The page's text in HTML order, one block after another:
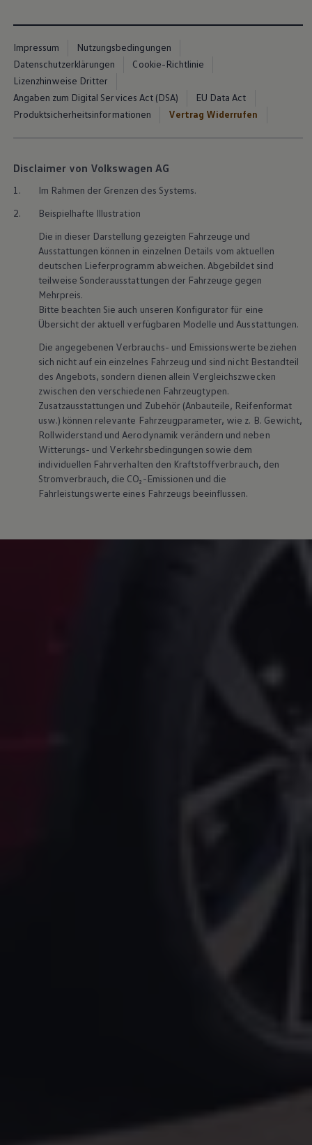
Lifestyle
Familie
Elektromobilität
Volkswagen R
Pannen- und Unfallhilfe
Volkswagen Kundenbetreuung
Impressum
Nutzungsbedingungen
Datenschutzerklärungen
Cookie-Richtlinie
Lizenzhinweise Dritter
Angaben zum Digital Services Act (DSA)
EU Data Act
Produktsicherheitsinformationen
Vertrag Widerrufen
Disclaimer von Volkswagen AG
1.
Im Rahmen der Grenzen des Systems.
2.
Beispielhafte Illustration
Die in dieser Darstellung gezeigten Fahrzeuge und
Ausstattungen können in einzelnen Details vom aktuellen
deutschen Lieferprogramm abweichen. Abgebildet sind
teilweise Sonderausstattungen der Fahrzeuge gegen
Mehrpreis.
Bitte beachten Sie auch unseren Konfigurator für eine
Übersicht der aktuell verfügbaren Modelle und Ausstattungen.
Die angegebenen Verbrauchs- und Emissionswerte beziehen
sich nicht auf ein einzelnes Fahrzeug und sind nicht Bestandteil
des Angebots, sondern dienen allein Vergleichszwecken
zwischen den verschiedenen Fahrzeugtypen.
Zusatzausstattungen und Zubehör (Anbauteile, Reifenformat
usw.) können relevante Fahrzeugparameter, wie z. B. Gewicht,
Rollwiderstand und Aerodynamik verändern und neben
Witterungs- und Verkehrsbedingungen sowie dem
individuellen Fahrverhalten den Kraftstoffverbrauch, den
Stromverbrauch, die CO₂-Emissionen und die
Fahrleistungswerte eines Fahrzeugs beeinflussen.